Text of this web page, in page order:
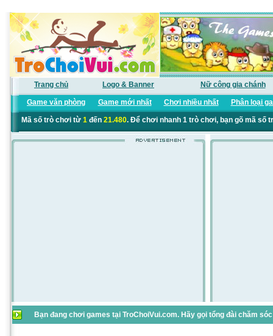
Trang chủ Logo & Banner Nữ công gia chánh
Game văn phòng Game mới nhất Chơi nhiều nhất Phân loại
Mã số trò chơi từ 1đến 21.480. Để chơi nhanh 1 trò chơi, bạn gõ mã số
Bạn đang chơi games tại TroChoiVui.com. Hãy gọi tổng đài chăm